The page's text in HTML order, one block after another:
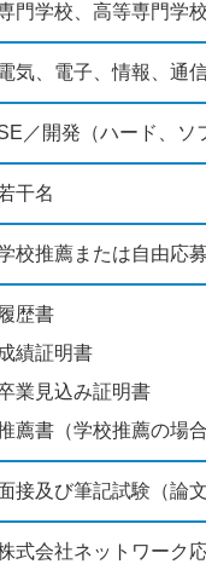
門学校、高等専門学
気、電子、情報、通
／開発（ハード、ソ
干名
校推薦または自由応募
履歴書
成績証明書
業見込み証明書
薦書（学校推薦の場合
接及び筆記試験（論
式会社ネットワーク